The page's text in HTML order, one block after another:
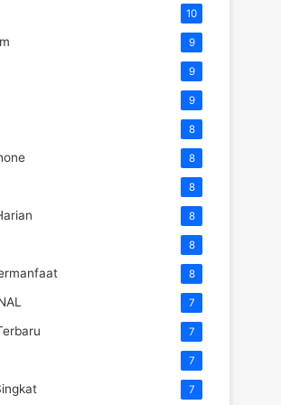
10
9
9
9
8
8
8
8
8
8
7
7
7
7